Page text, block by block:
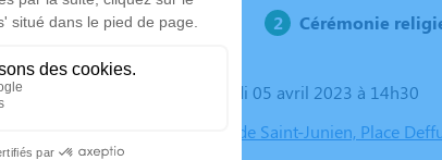
Cérémonie
Le mercredi 05 avril 2023 à 14h30
Collégiale de Saint-Junien, Place